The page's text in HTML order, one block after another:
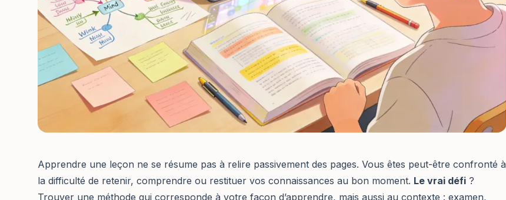
Apprendre une leçon ne se résume pas à relire passivement des pages. Vous êtes peut-être confronté à
la difficulté de retenir, comprendre ou restituer vos connaissances au bon moment. Le vrai défi ?
Trouver une méthode qui corresponde à votre façon d’apprendre, mais aussi au contexte : examen,